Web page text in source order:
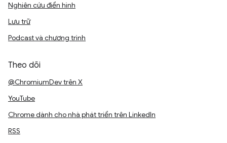
Nghiên cứu điển hình
Lưu trữ
Podcast và chương trình
Theo dõi
@ChromiumDev trên X
YouTube
Chrome dành cho nhà phát triển trên LinkedIn
RSS